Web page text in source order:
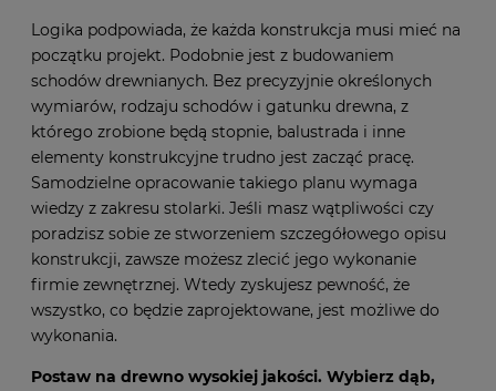
Logika podpowiada, że każda konstrukcja musi mieć na
początku projekt. Podobnie jest z budowaniem
schodów drewnianych. Bez precyzyjnie określonych
wymiarów, rodzaju schodów i gatunku drewna, z
którego zrobione będą stopnie, balustrada i inne
elementy konstrukcyjne trudno jest zacząć pracę.
Samodzielne opracowanie takiego planu wymaga
wiedzy z zakresu stolarki. Jeśli masz wątpliwości czy
poradzisz sobie ze stworzeniem szczegółowego opisu
konstrukcji, zawsze możesz zlecić jego wykonanie
firmie zewnętrznej. Wtedy zyskujesz pewność, że
wszystko, co będzie zaprojektowane, jest możliwe do
wykonania.
Postaw na drewno wysokiej jakości. Wybierz dąb,